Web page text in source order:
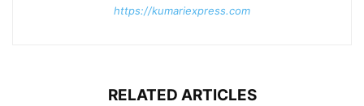
https://kumariexpress.com
RELATED ARTICLES